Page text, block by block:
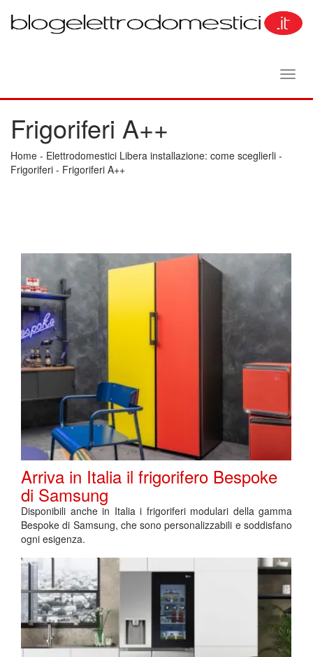
Frigoriferi A++
Home - Elettrodomestici Libera installazione: come sceglierli -
Frigoriferi - Frigoriferi A++
Arriva in Italia il frigorifero Bespoke
di Samsung
Disponibili anche in Italia i frigoriferi modulari della gamma
Bespoke di Samsung, che sono personalizzabili e soddisfano
ogni esigenza.